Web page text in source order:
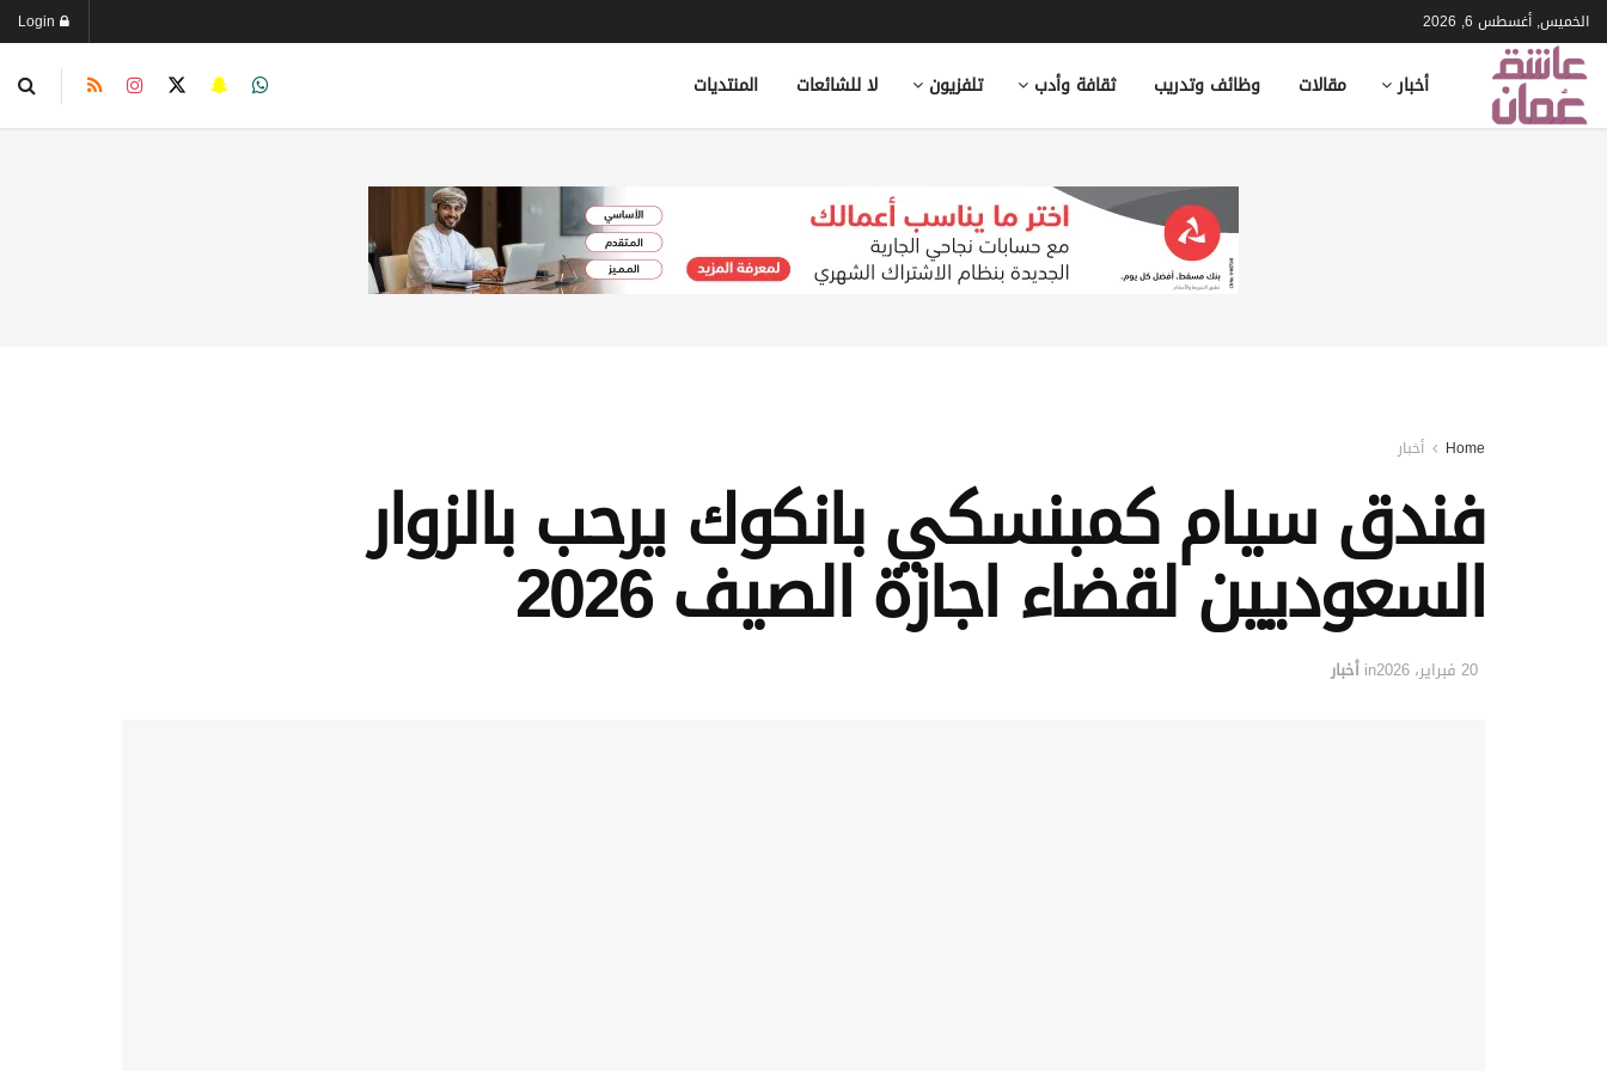
الخميس, أغسطس 6, 2026
أخبار مقالات وظائف وتدريب ثقافة وأدب تلفزيون لا للشائعات المنتديات
Home أخبار
فندق سيام كمبنسكي بانكوك يرحب بالزوار
السعوديين لقضاء اجازة الصيف 2026
20 فبراير، 2026 in أخبار